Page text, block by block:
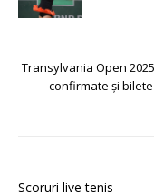
Transylvania Open
confirmate și
Scoruri live tenis